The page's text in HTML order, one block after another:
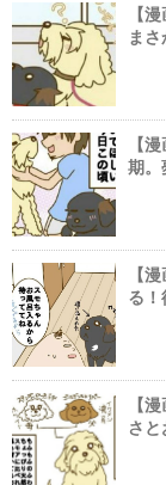
【
ま
【
期。
【
る
【
さ